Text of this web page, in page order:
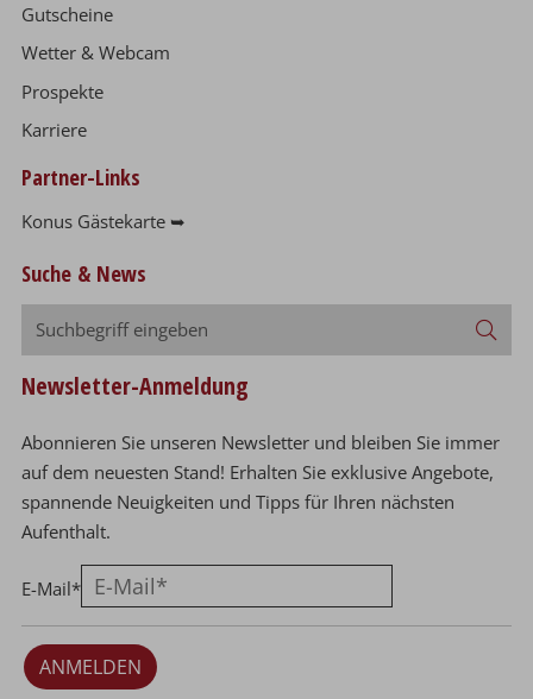
Gutscheine
Wetter & Webcam
Prospekte
Karriere
Partner-Links
Konus Gästekarte ➥
Suche & News
Suchbegriff
eingeben
Newsletter-Anmeldung
Abonnieren Sie unseren Newsletter und bleiben Sie immer
auf dem neuesten Stand! Erhalten Sie exklusive Angebote,
spannende Neuigkeiten und Tipps für Ihren nächsten
Aufenthalt.
E-Mail*
ANMELDEN